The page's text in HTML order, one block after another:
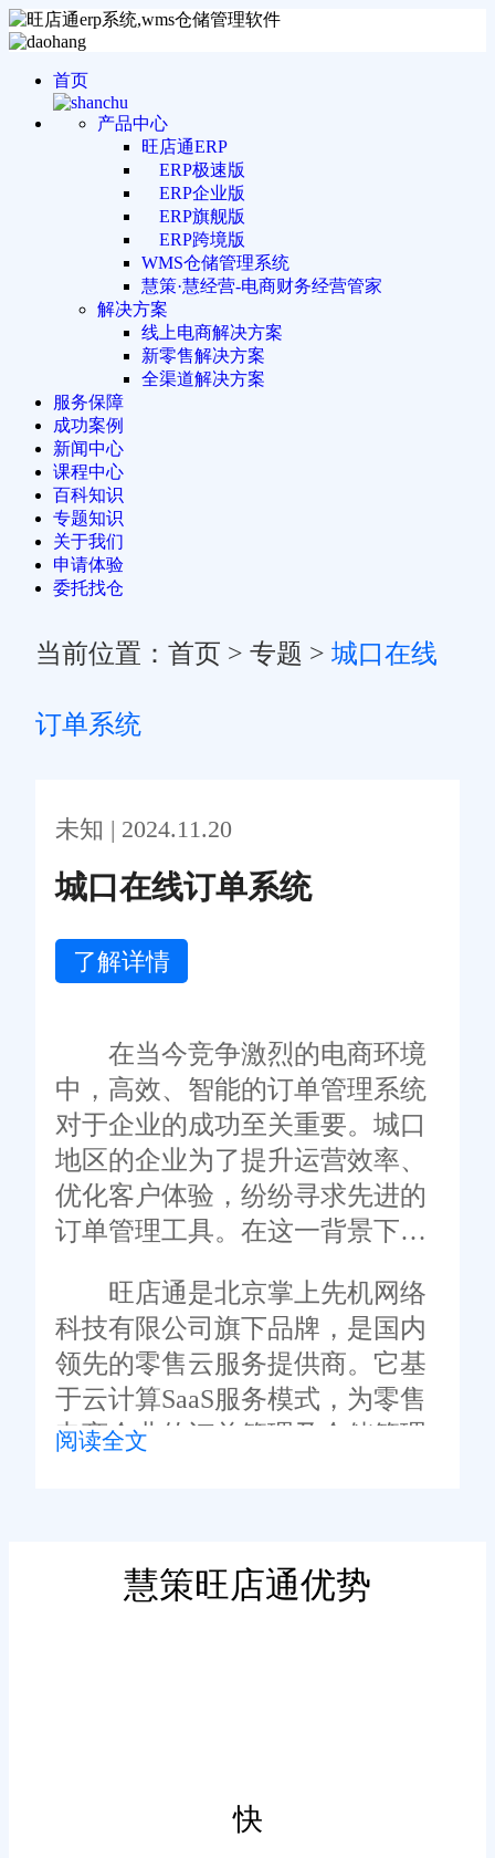
首页
产品中心
旺店通ERP
ERP极速版
ERP企业版
ERP旗舰版
ERP跨境版
WMS仓储管理系统
慧策·慧经营-电商财务经营管家
解决方案
线上电商解决方案
新零售解决方案
全渠道解决方案
服务保障
成功案例
新闻中心
课程中心
百科知识
专题知识
关于我们
申请体验
委托找仓
当前位置： 首页 > 专题 > 城口在线
订单系统
未知 | 2024.11.20
城口在线订单系统
了解详情
在当今竞争激烈的电商环境
中，高效、智能的订单管理系统
对于企业的成功至关重要。城口
地区的企业为了提升运营效率、
优化客户体验，纷纷寻求先进的
订单管理工具。在这一背景下，
的行业经验，成为了城口在线订
单系统的首选。
旺店通是北京掌上先机网络
科技有限公司旗下品牌，是国内
领先的零售云服务提供商。它基
于云计算SaaS服务模式，为零售
电商企业的订单管理及仓储管理
数据分析能力，以及丰富的行业
经验，这些优势使其成为城口地
企业的订单、库存、财务和客户
信息，为企业提供一站式的订单
需求，极大地提高了订单处理的
能，旺店通还提供了强大的数据
分析能力。系统能够实时收集、
阅读全文
慧策旺店通优势
快